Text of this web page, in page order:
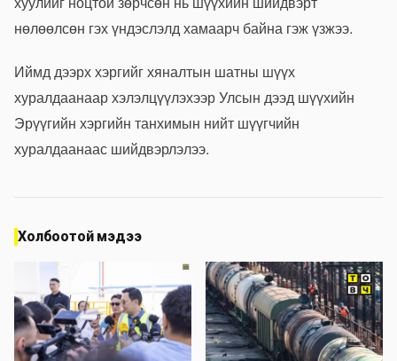
нөлөөлсөн гэх үндэслэлд хамаарч байна гэж үзжээ.
Иймд дээрх хэргийг хяналтын шатны шүүх
хуралдаанаар хэлэлцүүлэхээр Улсын дээд шүүхийн
Эрүүгийн хэргийн танхимын нийт шүүгчийн
хуралдаанаас шийдвэрлэлээ.
Холбоотой мэдээ